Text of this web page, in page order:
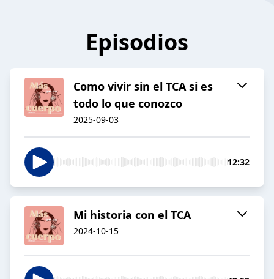
Episodios
Como vivir sin el TCA si es
todo lo que conozco
2025-09-03
12:32
Mi historia con el TCA
2024-10-15